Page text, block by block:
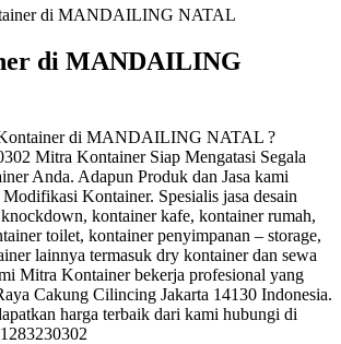
di MANDAILING NATAL
di MANDAILING
di MANDAILING NATAL ?
Mitra Kontainer Siap Mengatasi Segala
Anda. Adapun Produk dan Jasa kami
Kontainer. Spesialis jasa desain
kontainer kafe, kontainer rumah,
toilet, kontainer penyimpanan – storage,
lainnya termasuk dry kontainer dan sewa
Mitra Kontainer bekerja profesional yang
Cakung Cilincing Jakarta 14130 Indonesia.
harga terbaik dari kami hubungi di